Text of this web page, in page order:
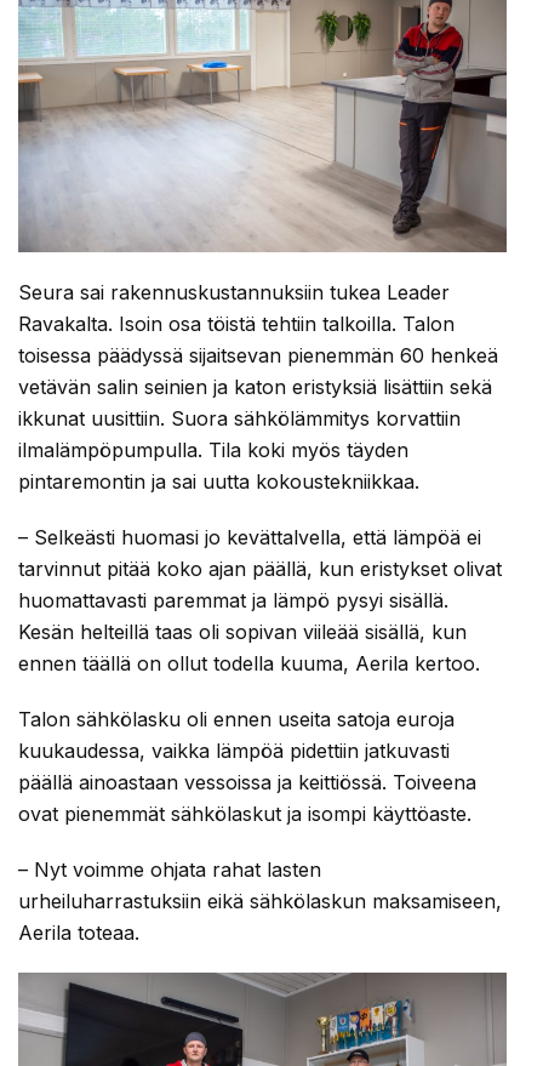
Seura sai rakennuskustannuksiin tukea Leader
Ravakalta. Isoin osa töistä tehtiin talkoilla. Talon
toisessa päädyssä sijaitsevan pienemmän 60 henkeä
vetävän salin seinien ja katon eristyksiä lisättiin sekä
ikkunat uusittiin. Suora sähkölämmitys korvattiin
ilmalämpöpumpulla. Tila koki myös täyden
pintaremontin ja sai uutta kokoustekniikkaa.
– Selkeästi huomasi jo kevättalvella, että lämpöä ei
tarvinnut pitää koko ajan päällä, kun eristykset olivat
huomattavasti paremmat ja lämpö pysyi sisällä.
Kesän helteillä taas oli sopivan viileää sisällä, kun
ennen täällä on ollut todella kuuma, Aerila kertoo.
Talon sähkölasku oli ennen useita satoja euroja
kuukaudessa, vaikka lämpöä pidettiin jatkuvasti
päällä ainoastaan vessoissa ja keittiössä. Toiveena
ovat pienemmät sähkölaskut ja isompi käyttöaste.
– Nyt voimme ohjata rahat lasten
urheiluharrastuksiin eikä sähkölaskun maksamiseen,
Aerila toteaa.